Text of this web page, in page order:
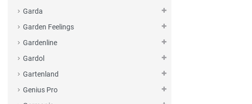
Garda
Garden Feelings
Gardenline
Gardol
Gartenland
Genius Pro